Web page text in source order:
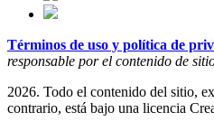
Términos de uso y política de
responsable por el contenido de
2026. Todo el contenido del sitio,
contrario, está bajo una licencia